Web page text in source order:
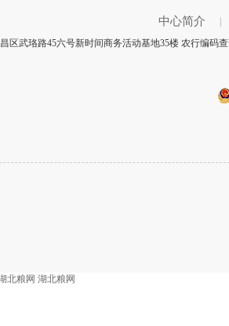
中心简介
区武珞路45六号新时间商务活动基地35楼 农行编码
北粮网 湖北粮网